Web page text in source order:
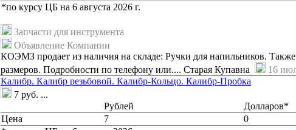
*по курсу ЦБ на 6 августа 2026 г.
Запчасти для инструмента
Объявление Компании
КОЭМЗ продает из наличия на складе: Ручки для напильников.
размеров. Подробности по телефону или.... Старая Купавна
16
Калибр. Калибр резьбовой. Калибр-Кольцо. Калибр-Пробка
7 руб. ...
Рублей
Долларов*
Цена
7
0